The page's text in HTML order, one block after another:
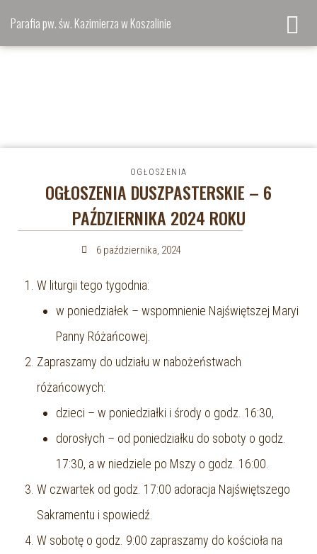
Parafia pw. św. Kazimierza w Koszalinie
OGŁOSZENIA
OGŁOSZENIA DUSZPASTERSKIE – 6
PAŹDZIERNIKA 2024 ROKU
6 października, 2024
W liturgii tego tygodnia:
w poniedziałek – wspomnienie Najświętszej Maryi
Panny Różańcowej.
Zapraszamy do udziału w nabożeństwach
różańcowych:
dzieci – w poniedziałki i środy o godz. 16:30,
dorosłych – od poniedziałku do soboty o godz.
17:30, a w niedziele po Mszy o godz. 16:00.
W czwartek od godz. 17:00 adoracja Najświętszego
Sakramentu i spowiedź.
W sobotę o godz. 9:00 zapraszamy do kościoła na